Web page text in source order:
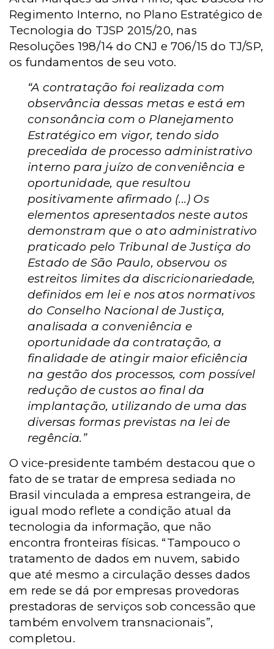
Regimento Interno, no Plano Estratégico de
Tecnologia do TJSP 2015/20, nas
Resoluções 198/14 do CNJ e 706/15 do TJ/SP,
os fundamentos de seu voto.
“A contratação foi realizada com
observância dessas metas e está em
consonância com o Planejamento
Estratégico em vigor, tendo sido
precedida de processo administrativo
interno para juízo de conveniência e
oportunidade, que resultou
positivamente afirmado (...) Os
elementos apresentados neste autos
demonstram que o ato administrativo
praticado pelo Tribunal de Justiça do
Estado de São Paulo, observou os
estreitos limites da discricionariedade,
definidos em lei e nos atos normativos
do Conselho Nacional de Justiça,
analisada a conveniência e
oportunidade da contratação, a
finalidade de atingir maior eficiência
na gestão dos processos, com possível
redução de custos ao final da
implantação, utilizando de uma das
diversas formas previstas na lei de
regência.”
O vice-presidente também destacou que o
fato de se tratar de empresa sediada no
Brasil vinculada a empresa estrangeira, de
igual modo reflete a condição atual da
tecnologia da informação, que não
encontra fronteiras físicas. “Tampouco o
tratamento de dados em nuvem, sabido
que até mesmo a circulação desses dados
em rede se dá por empresas provedoras
prestadoras de serviços sob concessão que
também envolvem transnacionais”,
completou.